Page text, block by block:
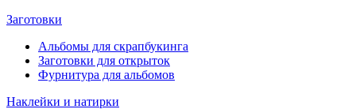
Заготовки
Альбомы для скрапбукинга
Заготовки для открыток
Фурнитура для альбомов
Наклейки и натирки